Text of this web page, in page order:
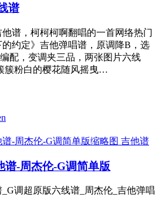
谱
谱，柯柯柯啊翻唱的一首网络热门
约定》吉他弹唱谱，原调降B，选
配，变调夹三品，两张图片六线
簇粉白的樱花随风摇曳…
吉他谱
谱-周杰伦-G调简单版
调超原版六线谱_周杰伦_吉他弹唱